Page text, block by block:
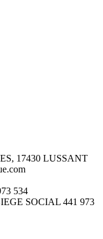
17430 LUSSANT
534
SOCIAL 441 973